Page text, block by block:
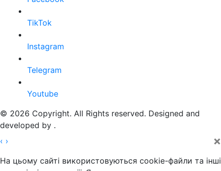
TikTok
Instagram
Telegram
Youtube
© 2026 Copyright. All Rights reserved. Designed and
developed by .
‹ › ×
На цьому сайті використовуються cookie-файли та інші